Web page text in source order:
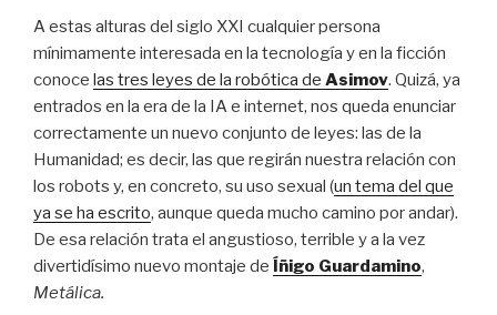
A estas alturas del siglo XXI cualquier persona
mínimamente interesada en la tecnología y en la ficción
conoce las tres leyes de la robótica de Asimov. Quizá, ya
entrados en la era de la IA e internet, nos queda enunciar
correctamente un nuevo conjunto de leyes: las de la
Humanidad; es decir, las que regirán nuestra relación con
los robots y, en concreto, su uso sexual (un tema del que
ya se ha escrito, aunque queda mucho camino por andar).
De esa relación trata el angustioso, terrible y a la vez
divertidísimo nuevo montaje de Íñigo Guardamino,
Metálica.